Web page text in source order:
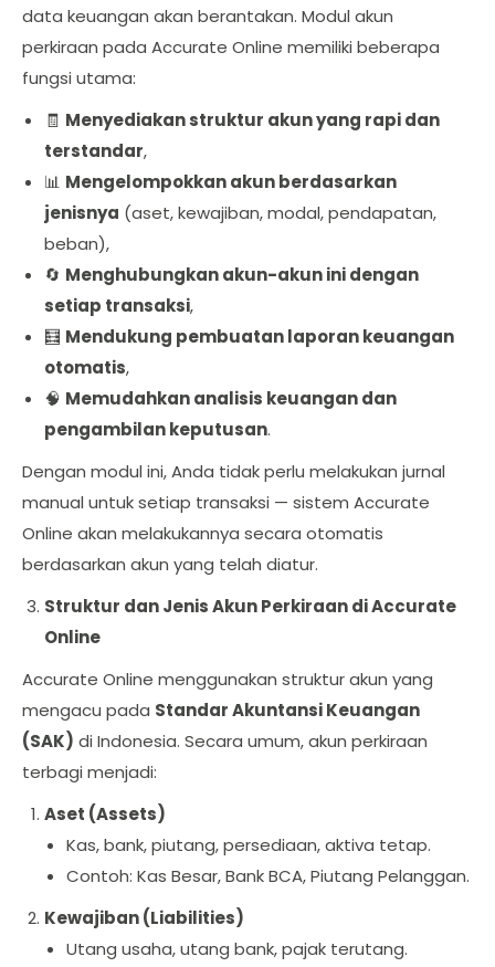
data keuangan akan berantakan. Modul akun
perkiraan pada Accurate Online memiliki beberapa
fungsi utama:
🧾 Menyediakan struktur akun yang rapi dan
terstandar,
📊 Mengelompokkan akun berdasarkan
jenisnya (aset, kewajiban, modal, pendapatan,
beban),
🔄 Menghubungkan akun-akun ini dengan
setiap transaksi,
🧮 Mendukung pembuatan laporan keuangan
otomatis,
🧠 Memudahkan analisis keuangan dan
pengambilan keputusan.
Dengan modul ini, Anda tidak perlu melakukan jurnal
manual untuk setiap transaksi — sistem Accurate
Online akan melakukannya secara otomatis
berdasarkan akun yang telah diatur.
Struktur dan Jenis Akun Perkiraan di Accurate
Online
Accurate Online menggunakan struktur akun yang
mengacu pada Standar Akuntansi Keuangan
(SAK) di Indonesia. Secara umum, akun perkiraan
terbagi menjadi:
Aset (Assets)
Kas, bank, piutang, persediaan, aktiva tetap.
Contoh: Kas Besar, Bank BCA, Piutang Pelanggan.
Kewajiban (Liabilities)
Utang usaha, utang bank, pajak terutang.